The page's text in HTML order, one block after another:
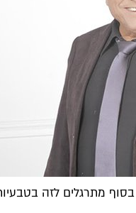
מתרגלים לזה